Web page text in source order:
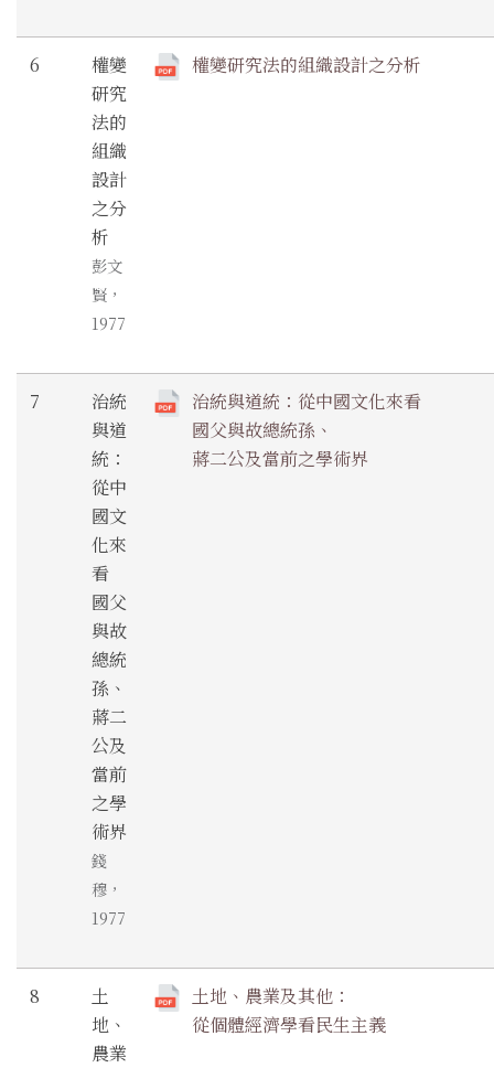
6
權變
研究
法的
組織
設計
之分
析
彭文
賢，
1977
權變研究法的組織設計之分析
7
治統
與道
統：
從中
國文
化來
看
國父
與故
總統
孫、
蔣二
公及
當前
之學
術界
錢
穆，
1977
治統與道統：從中國文化來看
國父與故總統孫、
蔣二公及當前之學術界
8
土
地、
農業
土地、農業及其他：
從個體經濟學看民生主義